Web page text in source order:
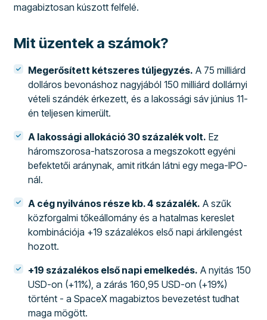
magabiztosan kúszott felfelé.
Mit üzentek a számok?
Megerősített kétszeres túljegyzés. A 75 milliárd
dolláros bevonáshoz nagyjából 150 milliárd dollárnyi
vételi szándék érkezett, és a lakossági sáv június 11-
én teljesen kimerült.
A lakossági allokáció 30 százalék volt. Ez
háromszorosa-hatszorosa a megszokott egyéni
befektetői aránynak, amit ritkán látni egy mega-IPO-
nál.
A cég nyilvános része kb. 4 százalék. A szűk
közforgalmi tőkeállomány és a hatalmas kereslet
kombinációja +19 százalékos első napi árkilengést
hozott.
+19 százalékos első napi emelkedés. A nyitás 150
USD-on (+11%), a zárás 160,95 USD-on (+19%)
történt - a SpaceX magabiztos bevezetést tudhat
maga mögött.